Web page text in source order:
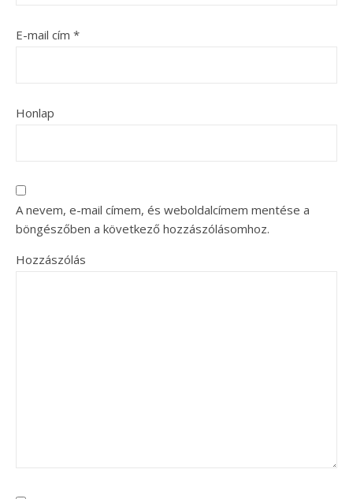
E-mail cím *
Honlap
A nevem, e-mail címem, és weboldalcímem mentése a
böngészőben a következő hozzászólásomhoz.
Hozzászólás